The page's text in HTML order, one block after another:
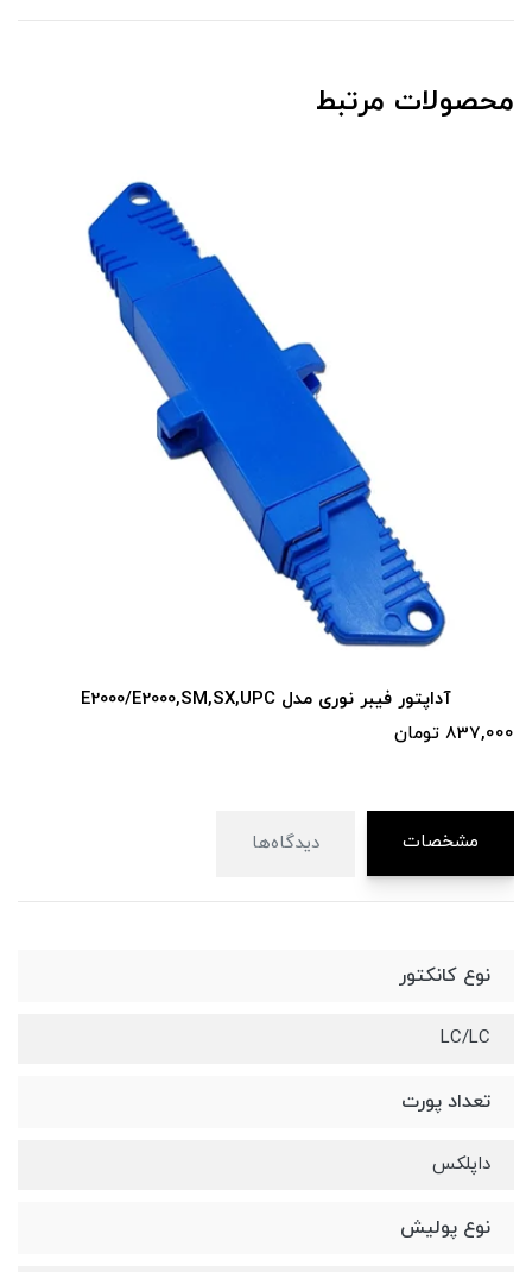
محصولات مرتبط
آداپتور فیبر نوری مدل LC/LC -SM-DX
مشخصات دیدگاه‌ها
نوع کانکتور
LC/LC
تعداد پورت
داپلکس
نوع پولیش